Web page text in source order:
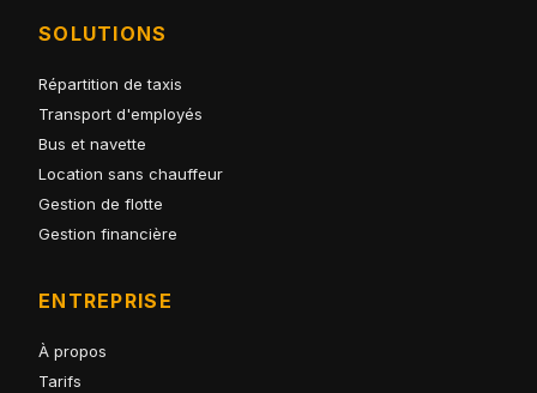
SOLUTIONS
Répartition de taxis
Transport d'employés
Bus et navette
Location sans chauffeur
Gestion de flotte
Gestion financière
ENTREPRISE
À propos
Tarifs